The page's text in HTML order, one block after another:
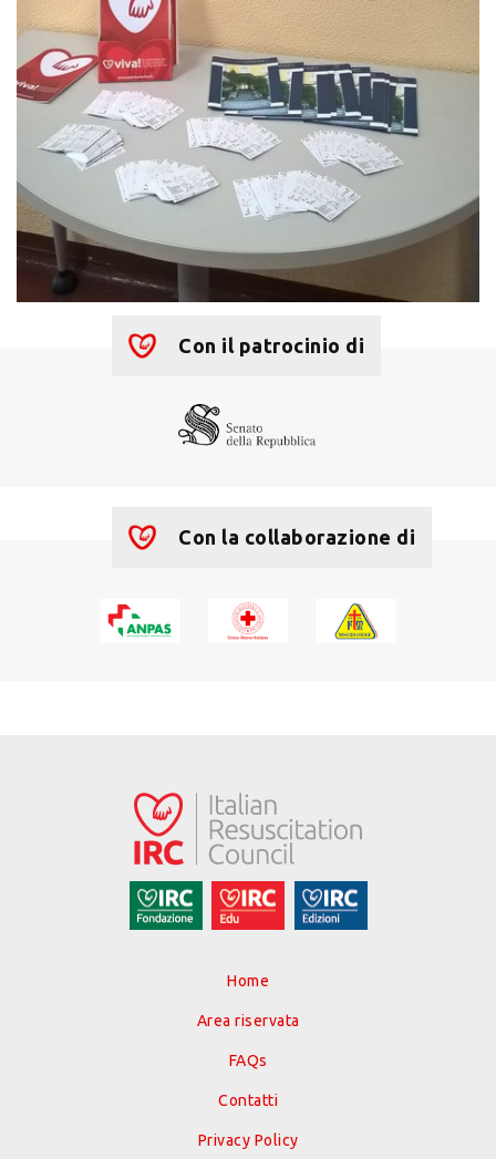
Con il patrocinio di
Con la collaborazione di
Home
Area riservata
FAQs
Contatti
Privacy Policy